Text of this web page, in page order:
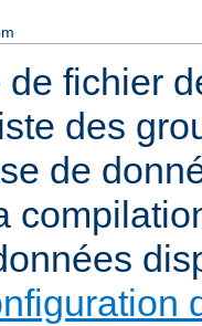
fichier
des
de